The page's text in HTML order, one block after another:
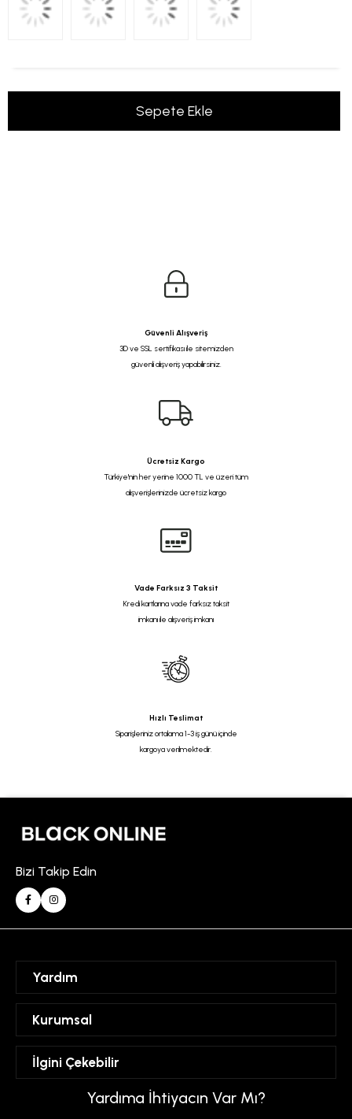
Güvenli Alışveriş
3D ve SSL sertifikası ile sitemizden
güvenli alışveriş yapabilirsiniz.
Ücretsiz Kargo
Türkiye'nin her yerine 1000 TL ve üzeri tüm
alışverişlerinizde ücretsiz kargo
Vade Farksız 3 Taksit
Kredi kartlarına vade farksız taksit
imkanı ile alışveriş imkanı
Hızlı Teslimat
Siparişleriniz ortalama 1-3 iş günü içinde
kargoya verilmektedir.
Bizi Takip Edin
Yardım
Hesabım
Favorilerim
Kurumsal
Mesafeli Satış Sözleşmesi
Üyelik Sözleşmesi
Gizlilik ve Güvenlik Politikası
İlgini Çekebilir
Yardıma İhtiyacın Var Mı?